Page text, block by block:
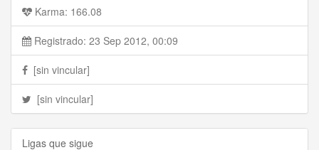
Karma: 166.08
Registrado: 23 Sep 2012, 00:09
[sin vincular]
[sin vincular]
Ligas que sigue